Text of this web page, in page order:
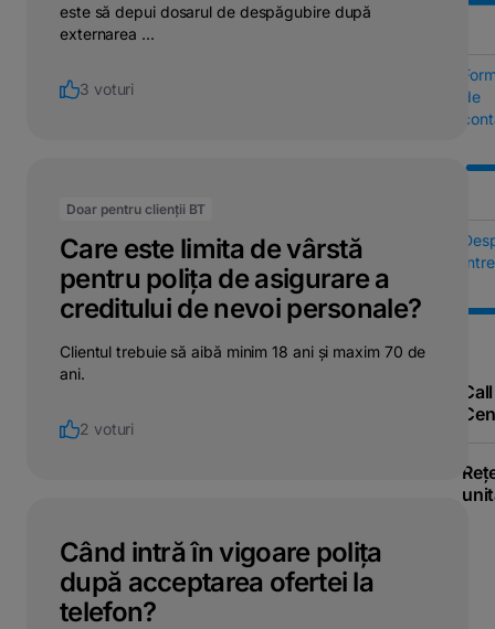
de
Call
este să depui dosarul de despăgubire după
externarea ...
3 voturi
Doar pentru clienții BT
Care este limita de vârstă
pentru polița de asigurare a
creditului de nevoi personale?
Clientul trebuie să aibă minim 18 ani și maxim 70 de
ani.
2 voturi
Când intră în vigoare polița
după acceptarea ofertei la
telefon?